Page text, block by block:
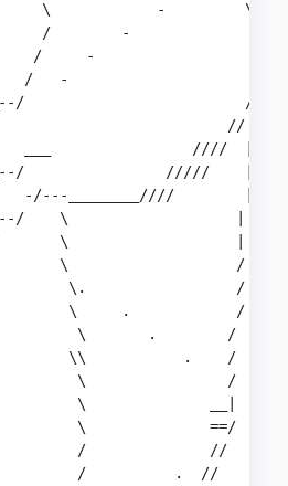
\            -
/        -
/     -
/   -
///
___
-/---
--/    \
\
\
\.
\     .
\       .
\\
\
\
\
/
/